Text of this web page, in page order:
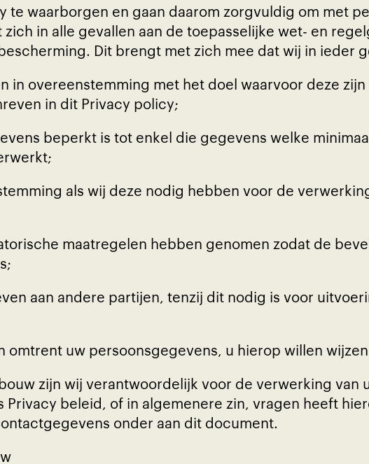
te waarborgen en gaan daarom zorgvuldig om met
in alle gevallen aan de toepasselijke wet- en
Dit brengt met zich mee dat wij in ieder
in overeenstemming met het doel waarvoor deze
in dit Privacy policy;
beperkt is tot enkel die gegevens welke
als wij deze nodig hebben voor de
maatregelen hebben genomen zodat de
aan andere partijen, tenzij dit nodig is voor
omtrent uw persoonsgegevens, u hierop willen
zijn wij verantwoordelijk voor de verwerking van
Privacy beleid, of in algemenere zin, vragen heeft
onder aan dit document.